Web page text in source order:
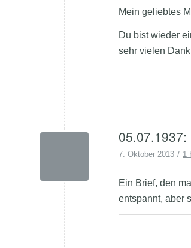
Mein geliebtes
Du bist wieder
sehr vielen
7. Oktober 2013 / 1
Ein Brief, den
entspannt, aber